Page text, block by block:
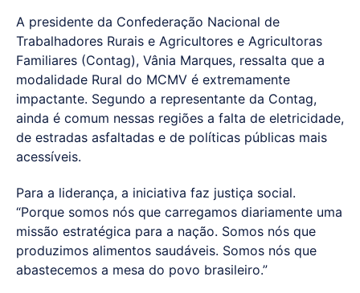
A presidente da Confederação Nacional de
Trabalhadores Rurais e Agricultores e Agricultoras
Familiares (Contag), Vânia Marques, ressalta que a
modalidade Rural do MCMV é extremamente
impactante. Segundo a representante da Contag,
ainda é comum nessas regiões a falta de eletricidade,
de estradas asfaltadas e de políticas públicas mais
acessíveis.
Para a liderança, a iniciativa faz justiça social.
“Porque somos nós que carregamos diariamente uma
missão estratégica para a nação. Somos nós que
produzimos alimentos saudáveis. Somos nós que
abastecemos a mesa do povo brasileiro.”